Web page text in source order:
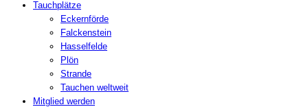
Tauchplätze
Eckernförde
Falckenstein
Hasselfelde
Plön
Strande
Tauchen weltweit
Mitglied werden